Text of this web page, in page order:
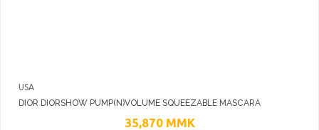
USA
DIOR DIORSHOW PUMP(N)VOLUME SQUEEZABLE MASCARA
35,870 MMK